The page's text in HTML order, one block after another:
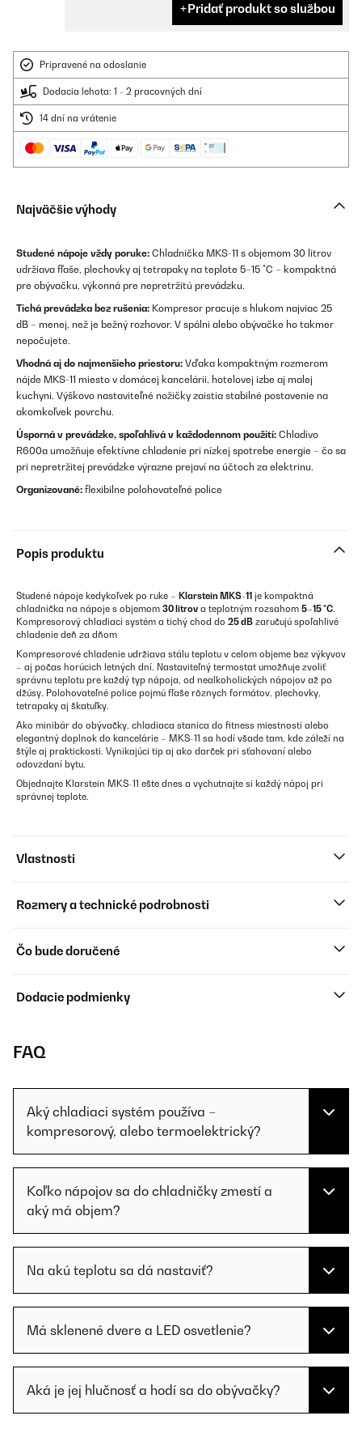
Pridať produkt so službou
Pripravené na odoslanie
Dodacia lehota: 1 - 2 pracovných dní
14 dní na vrátenie
Najväčšie výhody
Studené nápoje vždy poruke: Chladnička MKS-11 s objemom 30 litrov
udržiava fľaše, plechovky aj tetrapaky na teplote 5–15 °C – kompaktná
pre obývačku, výkonná pre nepretržitú prevádzku.
Tichá prevádzka bez rušenia: Kompresor pracuje s hlukom najviac 25
dB – menej, než je bežný rozhovor. V spálni alebo obývačke ho takmer
nepočujete.
Vhodná aj do najmenšieho priestoru: Vďaka kompaktným rozmerom
nájde MKS-11 miesto v domácej kancelárii, hotelovej izbe aj malej
kuchyni. Výškovo nastaviteľné nožičky zaistia stabilné postavenie na
akomkoľvek povrchu.
Úsporná v prevádzke, spoľahlivá v každodennom použití: Chladivo
R600a umožňuje efektívne chladenie pri nízkej spotrebe energie – čo sa
pri nepretržitej prevádzke výrazne prejaví na účtoch za elektrinu.
Organizované: flexibilne polohovateľné police
Popis produktu
Studené nápoje kedykoľvek po ruke – Klarstein MKS-11 je kompaktná
chladnička na nápoje s objemom 30 litrov a teplotným rozsahom 5–15 °C.
Kompresorový chladiaci systém a tichý chod do 25 dB zaručujú spoľahlivé
chladenie deň za dňom
Kompresorové chladenie udržiava stálu teplotu v celom objeme bez výkyvov
– aj počas horúcich letných dní. Nastaviteľný termostat umožňuje zvoliť
správnu teplotu pre každý typ nápoja, od nealkoholických nápojov až po
džúsy. Polohovateľné police pojmú fľaše rôznych formátov, plechovky,
tetrapaky aj škatuľky.
Ako minibár do obývačky, chladiaca stanica do fitness miestnosti alebo
elegantný doplnok do kancelárie – MKS-11 sa hodí všade tam, kde záleží na
štýle aj praktickosti. Vynikajúci tip aj ako darček pri sťahovaní alebo
odovzdaní bytu.
Objednajte Klarstein MKS-11 ešte dnes a vychutnajte si každý nápoj pri
správnej teplote.
Vlastnosti
Rozmery a technické podrobnosti
Čo bude doručené
Dodacie podmienky
FAQ
Aký chladiaci systém používa –
kompresorový, alebo termoelektrický?
Koľko nápojov sa do chladničky zmestí a
aký má objem?
Na akú teplotu sa dá nastaviť?
Má sklenené dvere a LED osvetlenie?
Aká je jej hlučnosť a hodí sa do obývačky?